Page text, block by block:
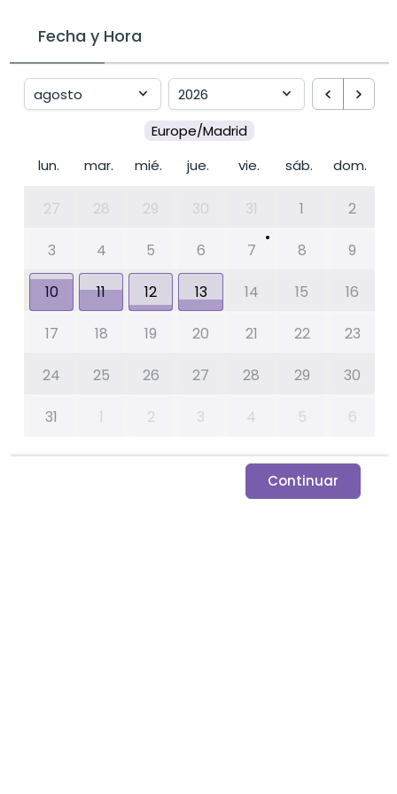
Fecha y Hora
Europe/Madrid
lun.
mar. mié. jue. vie. sáb. dom.
27 28 29 30 31 1 2
3 4 5 6 7 8 9
10 11 12 13 14 15 16
17 18 19 20 21 22 23
24 25 26 27 28 29 30
31 1 2 3 4 5 6
Continuar